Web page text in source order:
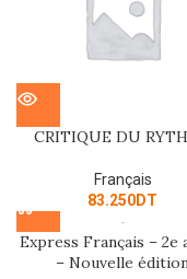
CRITIQUE DU
Français
83.250DT
Express Français – 2e
– Nouvelle